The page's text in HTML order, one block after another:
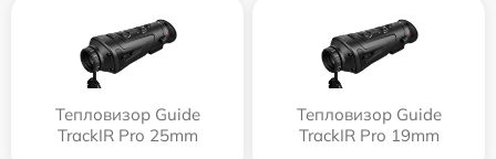
Тепловизор Guide
TrackIR Pro 25mm
Тепловизор Guide
TrackIR Pro 19mm